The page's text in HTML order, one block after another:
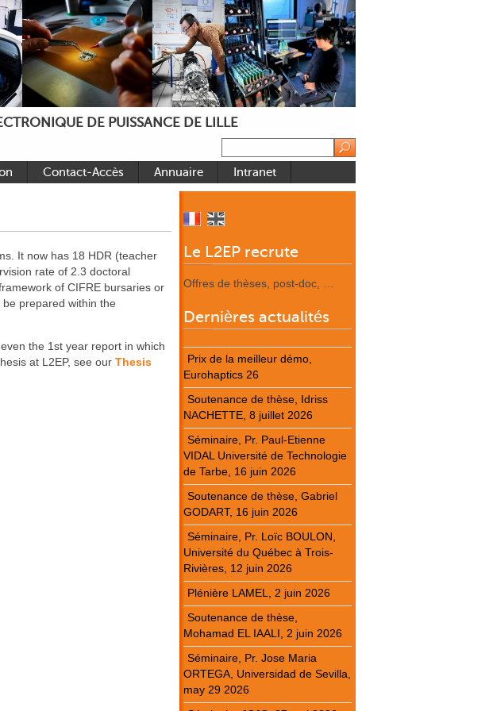
DE PUISSANCE DE LILLE
Master
de thèses
Contact-Accès Annuaire Intranet
It now has 18 HDR (teacher
rate of 2.3 doctoral
of CIFRE bursaries or
prepared within the
the 1st year report in which
at L2EP, see our Thesis
Le L2EP recrute
Offres de thèses, post-doc, …
Dernières actualités
Prix de la meilleur démo,
Eurohaptics 26
Soutenance de thèse, Idriss
NACHETTE, 8 juillet 2026
Séminaire, Pr. Paul-Etienne
VIDAL Université de Technologie
de Tarbe, 16 juin 2026
Soutenance de thèse, Gabriel
GODART, 16 juin 2026
Séminaire, Pr. Loïc BOULON,
Université du Québec à Trois-
Rivières, 12 juin 2026
Plénière LAMEL, 2 juin 2026
Soutenance de thèse,
Mohamad EL IAALI, 2 juin 2026
Séminaire, Pr. Jose Maria
ORTEGA, Universidad de Sevilla,
may 29 2026